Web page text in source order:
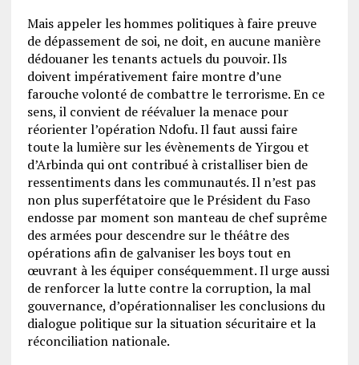
Mais appeler les hommes politiques à faire preuve
de dépassement de soi, ne doit, en aucune manière
dédouaner les tenants actuels du pouvoir. Ils
doivent impérativement faire montre d’une
farouche volonté de combattre le terrorisme. En ce
sens, il convient de réévaluer la menace pour
réorienter l’opération Ndofu. Il faut aussi faire
toute la lumière sur les évènements de Yirgou et
d’Arbinda qui ont contribué à cristalliser bien de
ressentiments dans les communautés. Il n’est pas
non plus superfétatoire que le Président du Faso
endosse par moment son manteau de chef suprême
des armées pour descendre sur le théâtre des
opérations afin de galvaniser les boys tout en
œuvrant à les équiper conséquemment. Il urge aussi
de renforcer la lutte contre la corruption, la mal
gouvernance, d’opérationnaliser les conclusions du
dialogue politique sur la situation sécuritaire et la
réconciliation nationale.